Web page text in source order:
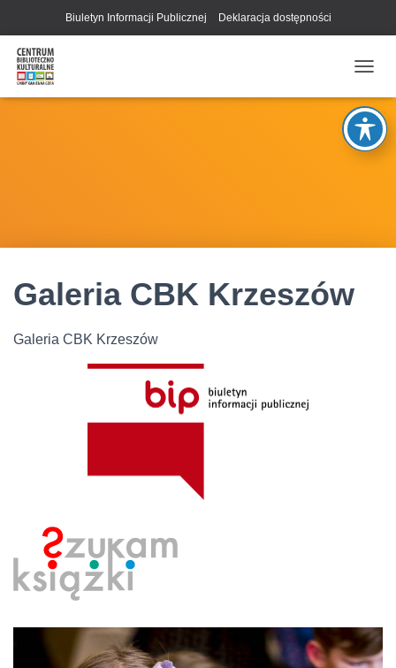
Biuletyn Informacji Publicznej Deklaracja dostępności
R
Z
E
Ł
W
Galeria CBK Krzeszów
Galeria CBK Krzeszów